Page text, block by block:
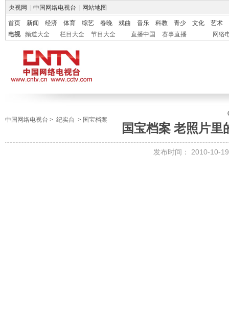
央视网 中国网络电视台 网站地图
首页 新闻 经济 体育 综艺 春晚 戏曲 音乐 科教 青少 文化
艺术
电视
频道大全 栏目大全 节目大全 直播中国 赛事直播 网络
中国网络电视台 > 纪实台 > 国宝档案
国宝档案 老照片里
发布时间： 2010-10-